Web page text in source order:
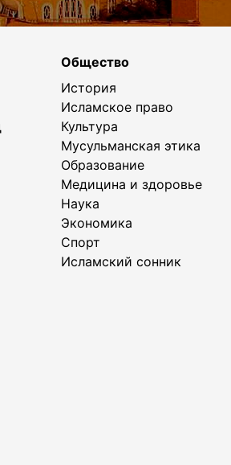
Общество
История
Исламское право
Культура
Мусульманская этика
Образование
Медицина и здоровье
Наука
Экономика
Спорт
Исламский сонник